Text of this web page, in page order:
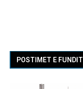
POSTIMET E FUNDIT